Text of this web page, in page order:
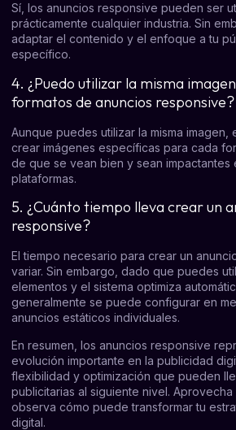
Sí, los anuncios responsive pueden ser
prácticamente cualquier industria. Sin
adaptar el contenido y el enfoque a tu
específico.
4. ¿Puedo utilizar la misma
formatos de anuncios responsive?
Aunque puedes utilizar la misma imagen,
crear imágenes específicas para cada
de que se vean bien y sean impactantes
plataformas.
5. ¿Cuánto tiempo lleva crear un
responsive?
El tiempo necesario para crear un
variar. Sin embargo, dado que puedes
elementos y el sistema optimiza
generalmente se puede configurar en
anuncios estáticos individuales.
En resumen, los anuncios responsive
evolución importante en la publicidad
flexibilidad y optimización que pueden
publicitarias al siguiente nivel.
observa cómo puede transformar tu
digital.